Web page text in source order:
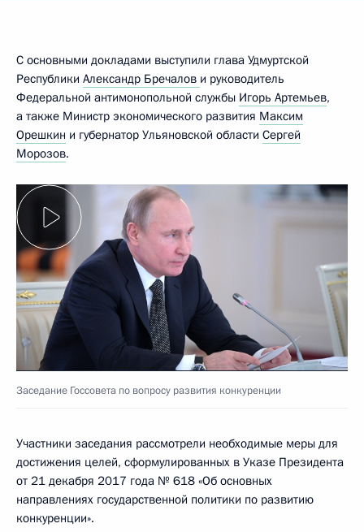
С основными докладами выступили глава Удмуртской
Республики Александр Бречалов и руководитель
Федеральной антимонопольной службы Игорь Артемьев,
а также Министр экономического развития Максим
Орешкин и губернатор Ульяновской области Сергей
Морозов.
Заседание Госсовета по вопросу развития конкуренции
Участники заседания рассмотрели необходимые меры для
достижения целей, сформулированных в Указе Президента
от 21 декабря 2017 года № 618 «Об основных
направлениях государственной политики по развитию
конкуренции».